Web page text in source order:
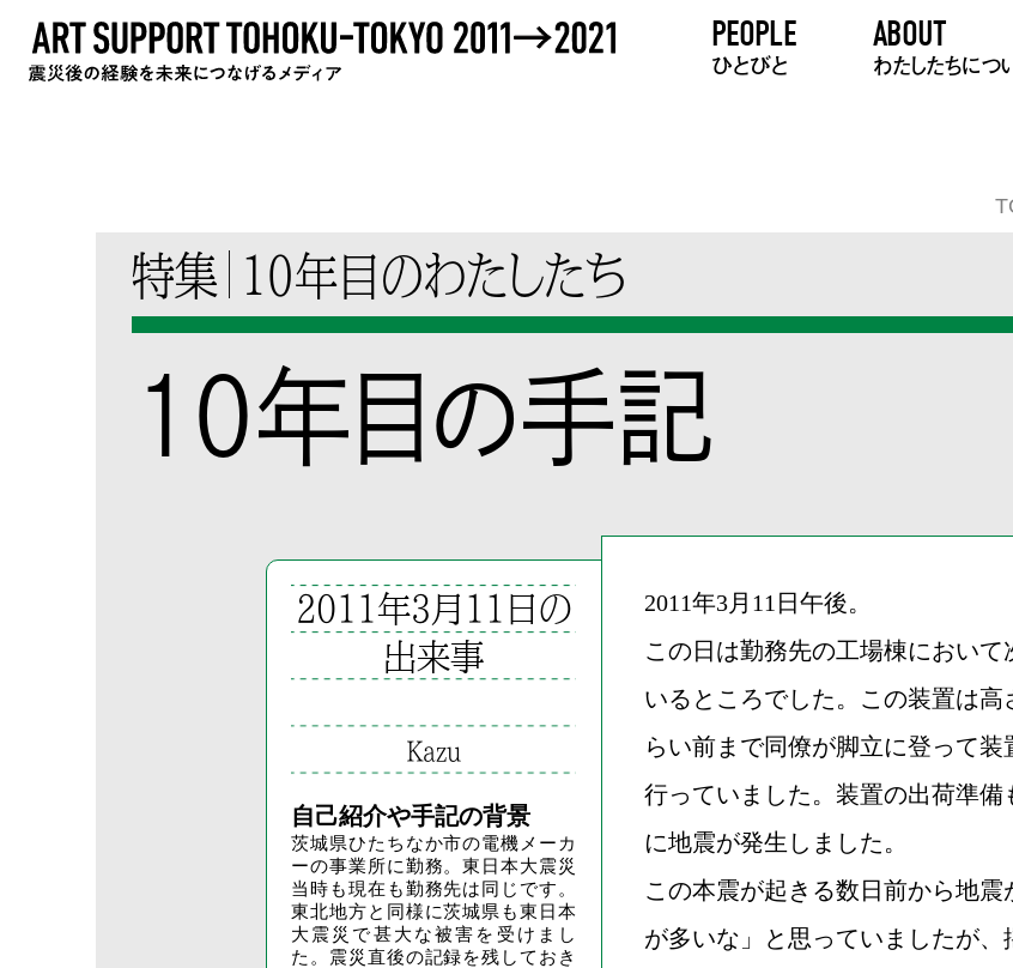
PEOPLE
ひとびと
ABOUT
わたしたちにつ
特集 10年目のわたしたち
10年目の手記
2011年3月11日午後。
この日は勤務先の工場棟におい
いるところでした。この装置は高
らい前まで同僚が脚立に登って
行っていました。装置の出荷準
に地震が発生しました。
この本震が起きる数日前から地
が多いな」と思っていましたが
2011年3月11日の
出来事
Kazu
自己紹介や手記の背景
茨城県ひたちなか市の電機メーカ
ーの事業所に勤務。東日本大震災
当時も現在も勤務先は同じです。
東北地方と同様に茨城県も東日本
大震災で甚大な被害を受けまし
た。震災直後の記録を残しておき